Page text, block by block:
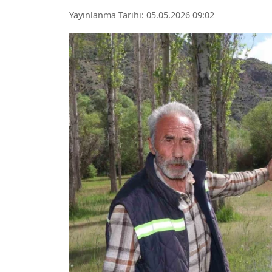
Yayınlanma Tarihi: 05.05.2026 09:02